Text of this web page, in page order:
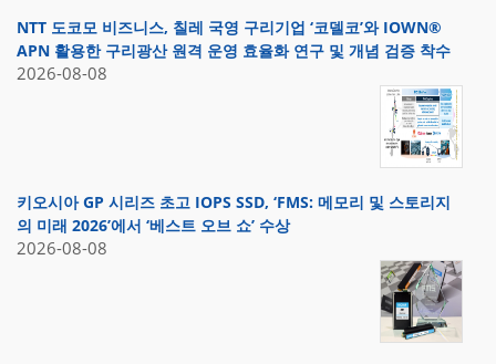
NTT 도코모 비즈니스, 칠레 국영 구리기업 ‘코델코’와 IOWN®
APN 활용한 구리광산 원격 운영 효율화 연구 및 개념 검증 착수
2026-08-08
키오시아 GP 시리즈 초고 IOPS SSD, ‘FMS: 메모리 및 스토리지
의 미래 2026’에서 ‘베스트 오브 쇼’ 수상
2026-08-08